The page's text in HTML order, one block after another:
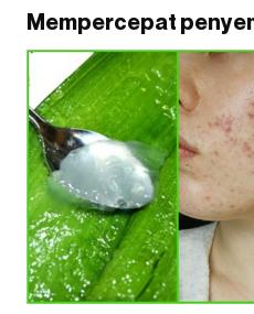
Mempercepat